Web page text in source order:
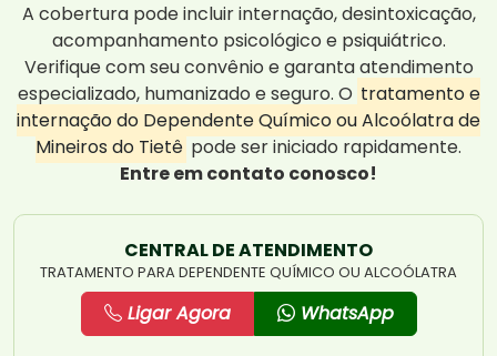
A cobertura pode incluir internação, desintoxicação,
acompanhamento psicológico e psiquiátrico.
Verifique com seu convênio e garanta atendimento
especializado, humanizado e seguro. O tratamento e
internação do Dependente Químico ou Alcoólatra de
Mineiros do Tietê pode ser iniciado rapidamente.
Entre em contato conosco!
CENTRAL DE ATENDIMENTO
TRATAMENTO PARA DEPENDENTE QUÍMICO OU ALCOÓLATRA
Ligar Agora WhatsApp